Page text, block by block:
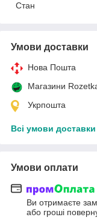
Стан
Умови доставки
Нова Пошта
Магазини
Укрпошта
Всі умови доставки
Умови оплати
Ви отримаєте
або гроші